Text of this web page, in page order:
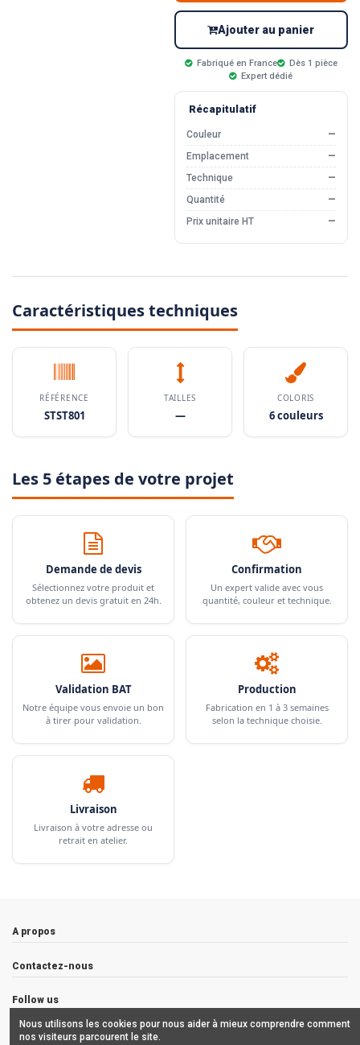
Ajouter au panier
Fabriqué en France
Dès 1 pièce
Expert dédié
Récapitulatif
Couleur
—
Emplacement
—
Technique
—
Quantité
—
Prix unitaire HT
—
Caractéristiques techniques
RÉFÉRENCE
STST801
TAILLES
—
COLORIS
6 couleurs
Les 5 étapes de votre projet
Demande de devis
Sélectionnez votre produit et
obtenez un devis gratuit en 24h.
Confirmation
Un expert valide avec vous
quantité, couleur et technique.
Validation BAT
Notre équipe vous envoie un bon
à tirer pour validation.
Production
Fabrication en 1 à 3 semaines
selon la technique choisie.
Livraison
Livraison à votre adresse ou
retrait en atelier.
A propos
Contactez-nous
Follow us
Newsletter
Nous utilisons les cookies pour nous aider à mieux comprendre comment
nos visiteurs parcourent le site.